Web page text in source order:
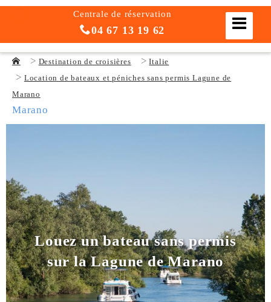
Centrale de réservation
04 67 13 19 62
Destination de croisières
Italie
Location de bateaux et péniches sans permis Lagune de
Marano
Marano
Louez un bateau sans permis
sur la Lagune de Marano